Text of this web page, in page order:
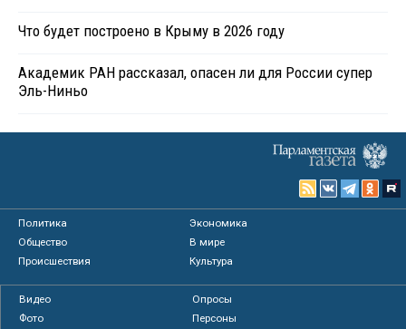
Что будет построено в Крыму в 2026 году
Академик РАН рассказал, опасен ли для России супер
Эль-Ниньо
Политика
Экономика
Общество
В мире
Происшествия
Культура
Видео
Опросы
Фото
Персоны